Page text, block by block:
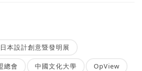
本設計創意暨發明展
總會 中國文化大學 OpView